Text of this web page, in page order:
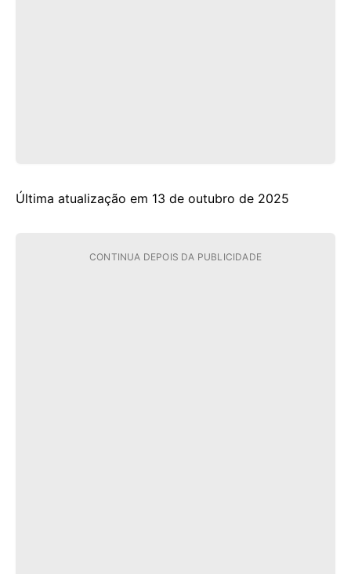
Última atualização em 13 de outubro de 2025
CONTINUA DEPOIS DA PUBLICIDADE